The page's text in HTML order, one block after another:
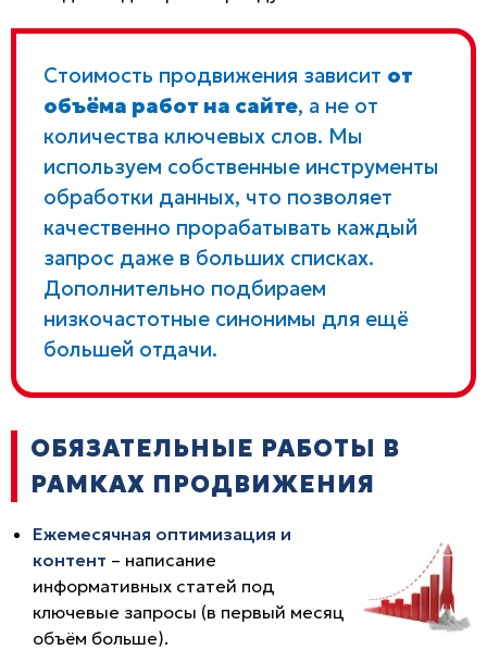
Стоимость продвижения зависит от
объёма работ на сайте, а не от
количества ключевых слов. Мы
используем собственные инструменты
обработки данных, что позволяет
качественно прорабатывать каждый
запрос даже в больших списках.
Дополнительно подбираем
низкочастотные синонимы для ещё
большей отдачи.
ОБЯЗАТЕЛЬНЫЕ РАБОТЫ В
РАМКАХ ПРОДВИЖЕНИЯ
Ежемесячная оптимизация и
контент – написание
информативных статей под
ключевые запросы (в первый месяц
объём больше).